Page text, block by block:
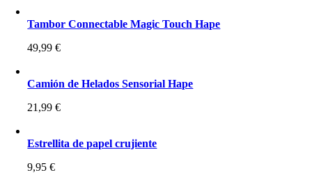
Tambor Connectable Magic Touch Hape
49,99€
Camión de Helados Sensorial Hape
21,99€
Estrellita de papel crujiente
9,95€